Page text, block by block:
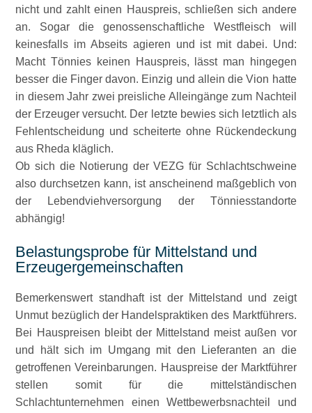
nicht und zahlt einen Hauspreis, schließen sich andere
an. Sogar die genossenschaftliche Westfleisch will
keinesfalls im Abseits agieren und ist mit dabei. Und:
Macht Tönnies keinen Hauspreis, lässt man hingegen
besser die Finger davon. Einzig und allein die Vion hatte
in diesem Jahr zwei preisliche Alleingänge zum Nachteil
der Erzeuger versucht. Der letzte bewies sich letztlich als
Fehlentscheidung und scheiterte ohne Rückendeckung
aus Rheda kläglich.
Ob sich die Notierung der VEZG für Schlachtschweine
also durchsetzen kann, ist anscheinend maßgeblich von
der Lebendviehversorgung der Tönniesstandorte
abhängig!
Belastungsprobe für Mittelstand und
Erzeugergemeinschaften
Bemerkenswert standhaft ist der Mittelstand und zeigt
Unmut bezüglich der Handelspraktiken des Marktführers.
Bei Hauspreisen bleibt der Mittelstand meist außen vor
und hält sich im Umgang mit den Lieferanten an die
getroffenen Vereinbarungen. Hauspreise der Marktführer
stellen somit für die mittelständischen
Schlachtunternehmen einen Wettbewerbsnachteil und